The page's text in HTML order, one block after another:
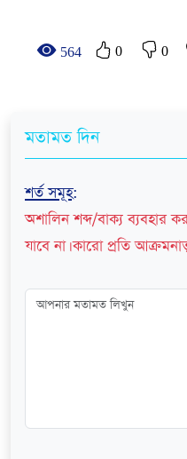
564 0 0
মতামত দিন
শর্ত সমূহ:
অশালিন শব্দ/বাক্য ব্যবহার
যাবে না। কারো প্রতি